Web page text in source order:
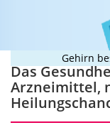
Gehirn
Das
Arzneimittel,